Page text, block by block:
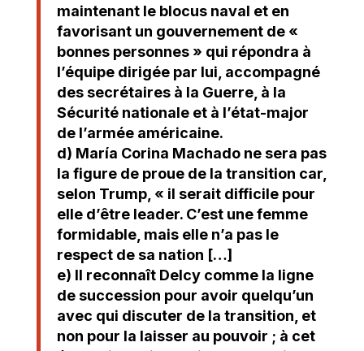
maintenant le blocus naval et en
favorisant un gouvernement de «
bonnes personnes » qui répondra à
l’équipe dirigée par lui, accompagné
des secrétaires à la Guerre, à la
Sécurité nationale et à l’état-major
de l’armée américaine.
d) María Corina Machado ne sera pas
la figure de proue de la transition car,
selon Trump, « il serait difficile pour
elle d’être leader. C’est une femme
formidable, mais elle n’a pas le
respect de sa nation […]
e) Il reconnaît Delcy comme la ligne
de succession pour avoir quelqu’un
avec qui discuter de la transition, et
non pour la laisser au pouvoir ; à cet